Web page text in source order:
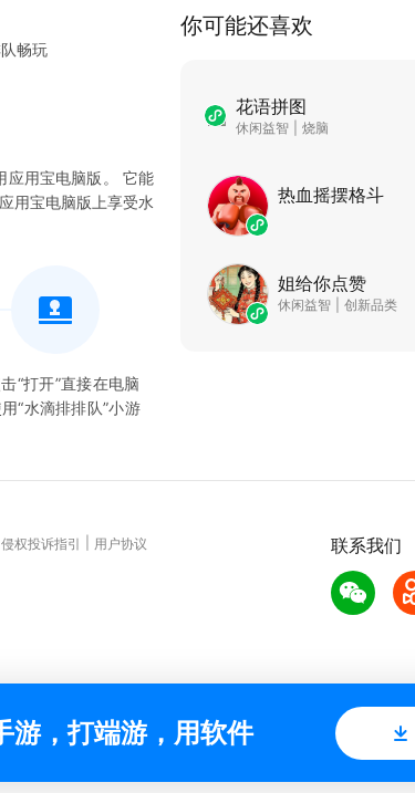
畅玩
应用宝电脑版。 它能
用宝电脑版上享受水
“打开”直接在电脑
用“水滴排排队”小游
你可能还喜欢
花语拼图
休闲益智 烧脑
热血摇摆格斗
姐给你点赞
休闲益智 创新品类
联系我们
侵权投诉指引
用户协议
游，打端游，用软件